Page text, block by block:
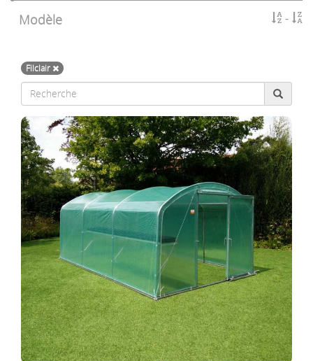
Modèle
Filclair